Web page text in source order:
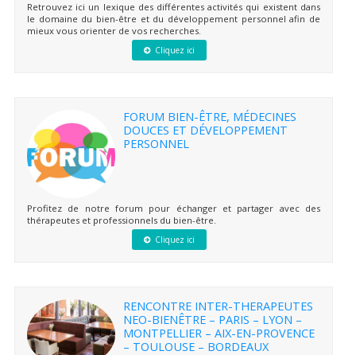
Retrouvez ici un lexique des différentes activités qui existent dans
le domaine du bien-être et du développement personnel afin de
mieux vous orienter de vos recherches.
Cliquez ici
FORUM BIEN-ÊTRE, MÉDECINES
DOUCES ET DÉVELOPPEMENT
PERSONNEL
Profitez de notre forum pour échanger et partager avec des
thérapeutes et professionnels du bien-être.
Cliquez ici
RENCONTRE INTER-THERAPEUTES
NEO-BIENÊTRE – PARIS – LYON –
MONTPELLIER – AIX-EN-PROVENCE
– TOULOUSE – BORDEAUX